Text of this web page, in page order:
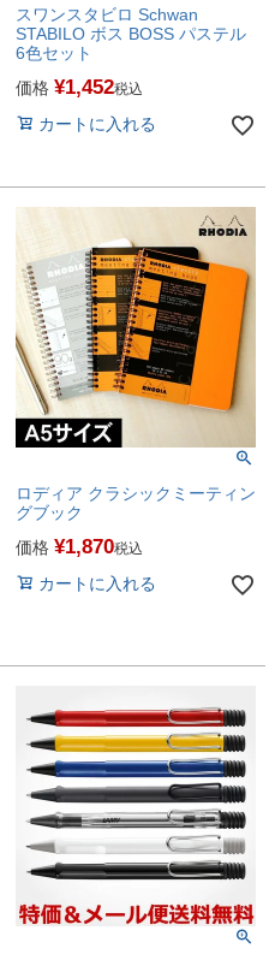
スワンスタビロ Schwan
STABILO ボス BOSS パステル
6色セット
価格 ¥1,452税込
カートに入れる
ロディア クラシックミーティン
グブック
価格 ¥1,870税込
カートに入れる